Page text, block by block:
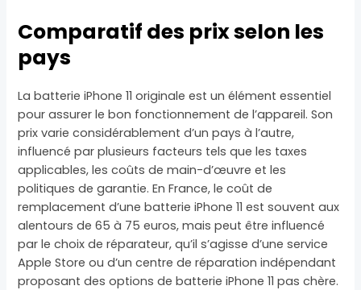
Comparatif des prix selon les
pays
La batterie iPhone 11 originale est un élément essentiel
pour assurer le bon fonctionnement de l’appareil. Son
prix varie considérablement d’un pays à l’autre,
influencé par plusieurs facteurs tels que les taxes
applicables, les coûts de main-d’œuvre et les
politiques de garantie. En France, le coût de
remplacement d’une batterie iPhone 11 est souvent aux
alentours de 65 à 75 euros, mais peut être influencé
par le choix de réparateur, qu’il s’agisse d’une service
Apple Store ou d’un centre de réparation indépendant
proposant des options de batterie iPhone 11 pas chère.